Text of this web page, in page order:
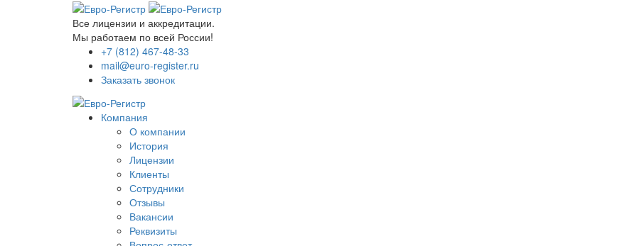
Все лицензии и аккредитации.
Мы работаем по всей России!
+7 (812) 467-48-33
mail@euro-register.ru
Заказать звонок
Компания
О компании
История
Лицензии
Клиенты
Сотрудники
Отзывы
Вакансии
Реквизиты